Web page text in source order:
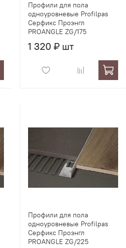
Профили для пола
одноуровневые Profilpas
Серфикс Проэнгл
PROANGLE ZG/175
1 320 ₽ шт
Профили для пола
одноуровневые Profilpas
Серфикс Проэнгл
PROANGLE ZG/225